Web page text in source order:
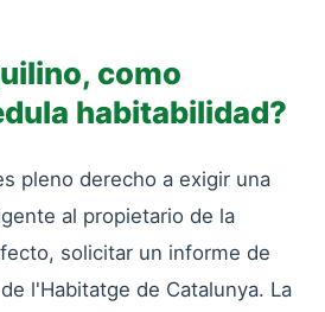
como
habitabilidad?
pleno derecho a exigir una
al propietario de la
solicitar un informe de
l'Habitatge de Catalunya. La